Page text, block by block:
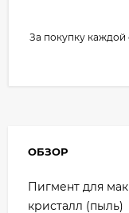
За покупку каждой
ОБЗОР
Пигмент для
кристалл (пыль)